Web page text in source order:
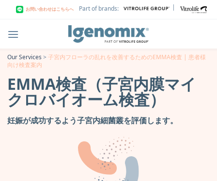
お問い合わせはこちらへ Part of brands: |
Our Services > 子宮内フローラの乱れを改善するためのEMMA検査 | 患者様
向け検査案内
EMMA検査（子宮内膜マイ
クロバイオーム検査）
妊娠が成功するよう子宮内細菌叢を評価します。